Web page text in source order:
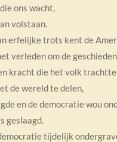
ons wacht,
volstaan.
erfelijke trots kent de
verleden om de
kracht die het volk
de wereld te delen,
en de democratie wou
geslaagd.
tijdelijk